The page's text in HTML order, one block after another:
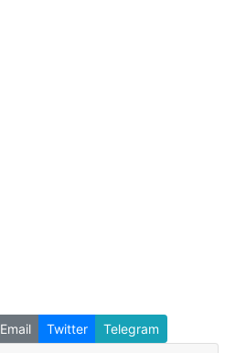
Email Twitter Telegram